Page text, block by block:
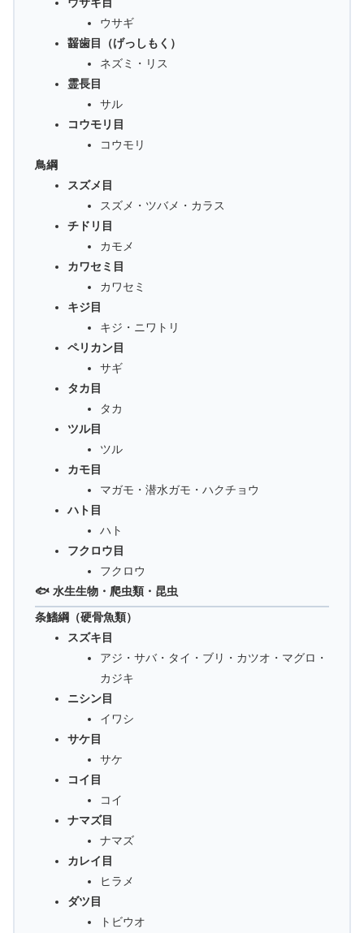
ウサギ目
ウサギ
齧歯目（げっしもく）
ネズミ・リス
霊長目
サル
コウモリ目
コウモリ
鳥綱
スズメ目
スズメ・ツバメ・カラス
チドリ目
カモメ
カワセミ目
カワセミ
キジ目
キジ・ニワトリ
ペリカン目
サギ
タカ目
タカ
ツル目
ツル
カモ目
マガモ・潜水ガモ・ハクチョウ
ハト目
ハト
フクロウ目
フクロウ
🐟 水生生物・爬虫類・昆虫
条鰭綱（硬骨魚類）
スズキ目
アジ・サバ・タイ・ブリ・カツオ・マグロ・
カジキ
ニシン目
イワシ
サケ目
サケ
コイ目
コイ
ナマズ目
ナマズ
カレイ目
ヒラメ
ダツ目
トビウオ